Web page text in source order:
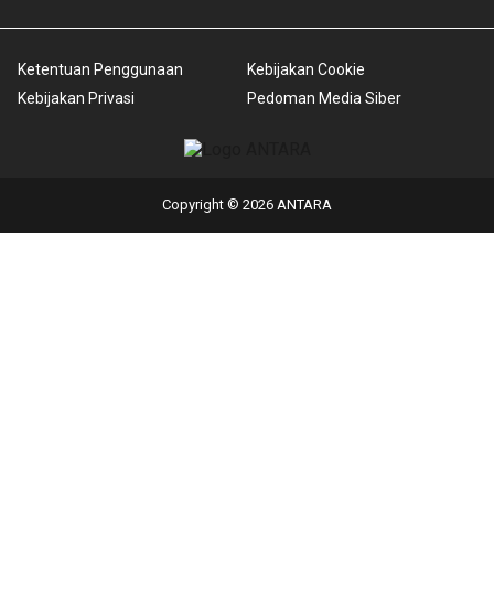
Ketentuan Penggunaan
Kebijakan Privasi
Kebijakan Cookie
Pedoman Media Siber
Copyright © 2026 ANTARA